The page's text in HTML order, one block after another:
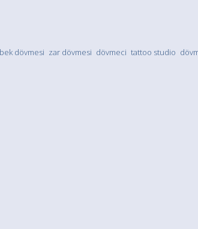
dövmesi zar dövmesi dövmeci tattoo studio